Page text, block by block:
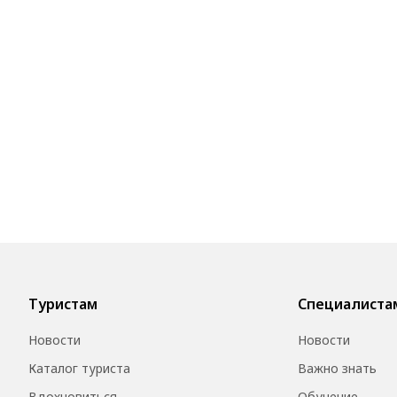
Туристам
Новости
Каталог туриста
Новости
Важно знать